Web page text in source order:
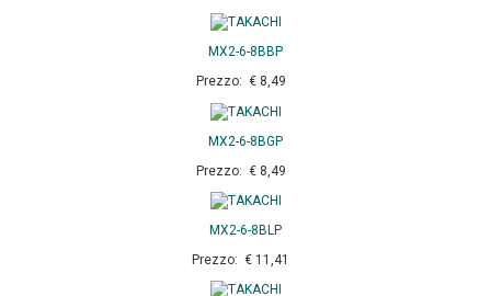
MX2-6-8BBP
Prezzo: € 8,49
MX2-6-8BGP
Prezzo: € 8,49
MX2-6-8BLP
Prezzo: € 11,41